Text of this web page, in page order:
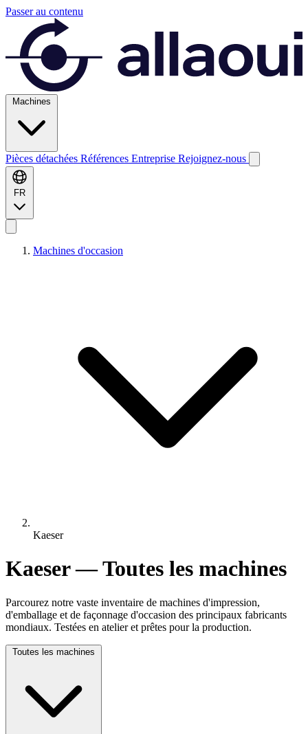
Passer au contenu
Machines
Pièces détachées Références Entreprise Rejoignez-nous
FR
Machines d'occasion
Kaeser
Kaeser — Toutes les machines
Parcourez notre vaste inventaire de machines d'impression,
d'emballage et de façonnage d'occasion des principaux fabricants
mondiaux. Testées en atelier et prêtes pour la production.
Toutes les machines